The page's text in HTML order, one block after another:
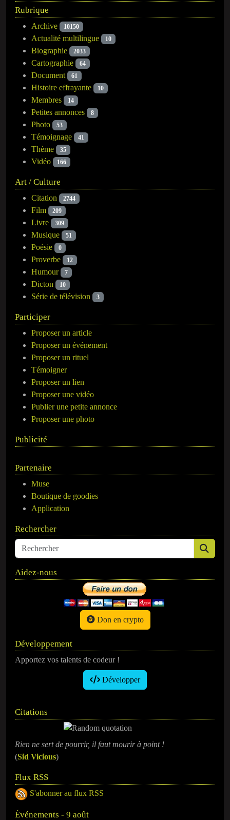
Rubrique
Archive 10150
Actualité multilingue 10
Biographie 2033
Cartographie 64
Document 61
Histoire effrayante 10
Membres 14
Petites annonces 8
Photo 53
Témoignage 41
Thème 35
Vidéo 166
Art / Culture
Citation 2744
Film 209
Livre 309
Musique 51
Poésie 0
Proverbe 12
Humour 7
Dicton 10
Série de télévision 3
Participer
Proposer un article
Proposer un événement
Proposer un rituel
Témoigner
Proposer un lien
Proposer une vidéo
Publier une petite annonce
Proposer une photo
Publicité
Partenaire
Muse
Boutique de goodies
Application
Rechercher
Aidez-nous
Don en crypto
Développement
Apportez vos talents de codeur !
Développer
Citations
Rien ne sert de pourrir, il faut mourir à point !
(Sid Vicious)
Flux RSS
S'abonner au flux RSS
Événements - 9 août